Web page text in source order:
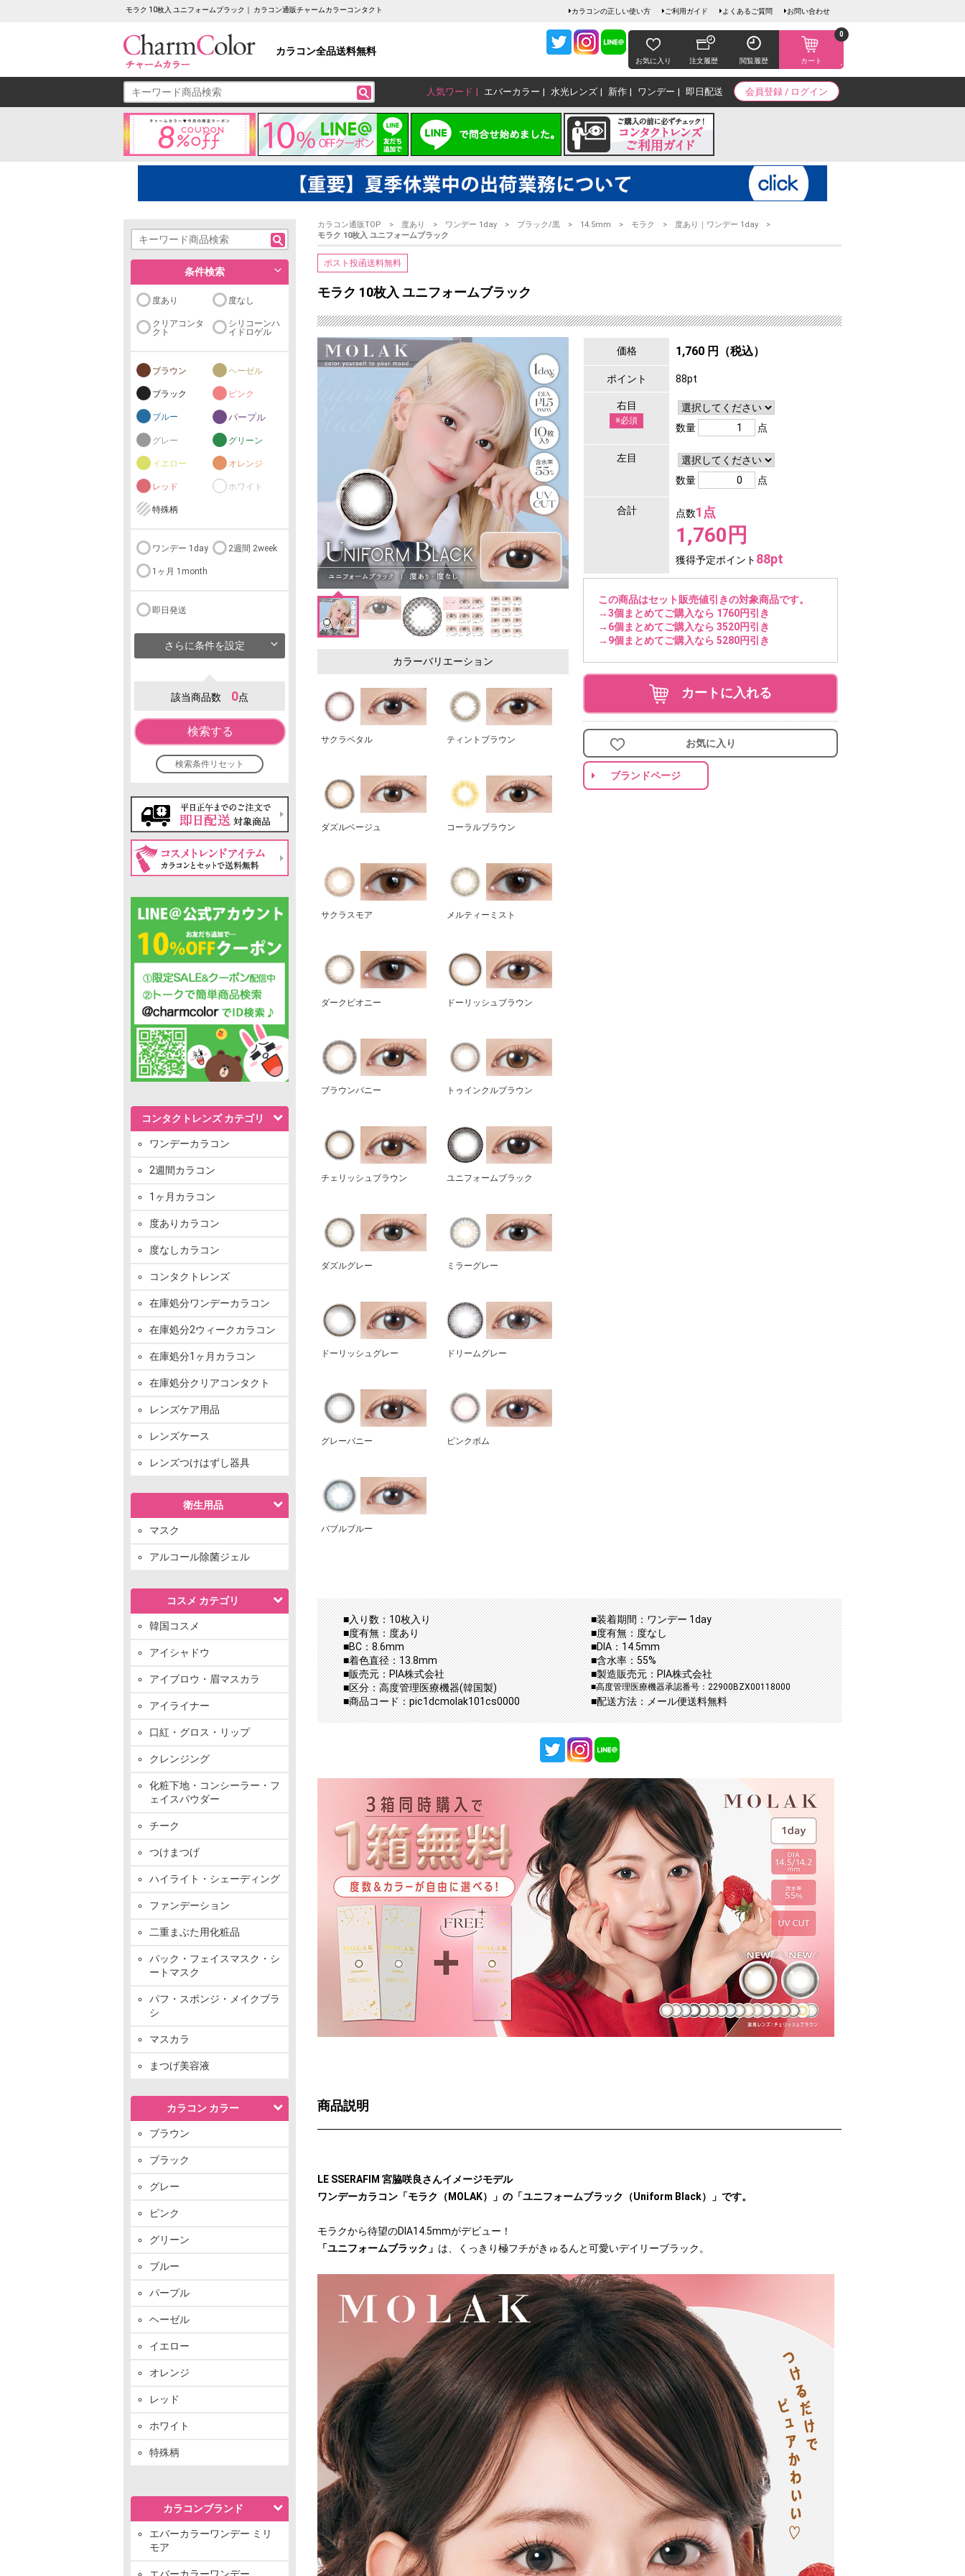
モラク 10枚入 ユニフォームブラック｜ カラコン通販チャームカラーコンタクト カラコンの正しい使い方 ご利用ガイド よくあるご質問 お問い合わせ
カラコン全品送料無料
お気に入り 注文履歴 閲覧履歴 カート
0
会員登録 / ログイン
人気ワード エバーカラー 水光レンズ 新作 ワンデー 即日配送
条件検索
度あり 度なし
クリアコンタ
クト
シリコーンハ
イドロゲル
ブラウン ヘーゼル
ブラック ピンク
ブルー パープル
グレー グリーン
イエロー オレンジ
レッド ホワイト
特殊柄
ワンデー 1day 2週間 2week
1ヶ月 1month
即日発送
さらに条件を設定
該当商品数 0点
検索する
検索条件リセット
コンタクトレンズ カテゴリ
ワンデーカラコン
2週間カラコン
1ヶ月カラコン
度ありカラコン
度なしカラコン
コンタクトレンズ
在庫処分ワンデーカラコン
在庫処分2ウィークカラコン
在庫処分1ヶ月カラコン
在庫処分クリアコンタクト
レンズケア用品
レンズケース
レンズつけはずし器具
衛生用品
マスク
アルコール除菌ジェル
コスメ カテゴリ
韓国コスメ
アイシャドウ
アイブロウ・眉マスカラ
アイライナー
口紅・グロス・リップ
クレンジング
化粧下地・コンシーラー・フ
ェイスパウダー
チーク
つけまつげ
ハイライト・シェーディング
ファンデーション
二重まぶた用化粧品
パック・フェイスマスク・シ
ートマスク
パフ・スポンジ・メイクブラ
シ
マスカラ
まつげ美容液
カラコン カラー
ブラウン
ブラック
グレー
ピンク
グリーン
ブルー
パープル
ヘーゼル
イエロー
オレンジ
レッド
ホワイト
特殊柄
カラコンブランド
エバーカラーワンデー ミリ
モア
エバーカラーワンデー
カラコン通販TOP 度あり ワンデー 1day ブラック/黒 14.5mm モラク
度あり｜ワンデー 1day
モラク 10枚入 ユニフォームブラック
ポスト投函送料無料
モラク 10枚入 ユニフォームブラック
カラーバリエーション
サクラペタル ティントブラウン
ダズルベージュ コーラルブラウン
サクラスモア メルティーミスト
ダークピオニー ドーリッシュブラウン
ブラウンバニー トゥインクルブラウン
チェリッシュブラウン ユニフォームブラック
ダズルグレー ミラーグレー
ドーリッシュグレー ドリームグレー
グレーバニー ピンクボム
バブルブルー
価格 1,760 円（税込）
ポイント 88pt
右目
※必須
数量 点
左目
数量
点
合計 点数1点
1,760円
獲得予定ポイント 88pt
この商品はセット販売値引きの対象商品です。
→3個まとめてご購入なら 1760円引き
→6個まとめてご購入なら 3520円引き
→9個まとめてご購入なら 5280円引き
カートに入れる
お気に入り
ブランドページ
■入り数：10枚入り
■装着期間：ワンデー 1day
■度有無：度あり
■度有無：度なし
■BC：8.6mm
■DIA：14.5mm
■着色直径：13.8mm
■含水率：55%
■販売元：PIA株式会社
■製造販売元：PIA株式会社
■区分：高度管理医療機器(韓国製)
■高度管理医療機器承認番号：22900BZX00118000
■商品コード：pic1dcmolak101cs0000 ■配送方法：メール便送料無料
商品説明
LE SSERAFIM 宮脇咲良さんイメージモデル
ワンデーカラコン「モラク（MOLAK）」の「ユニフォームブラック（Uniform Black）」です。
モラクから待望のDIA14.5mmがデビュー！
「ユニフォームブラック」 は、くっきり極フチがきゅるんと可愛いデイリーブラック。